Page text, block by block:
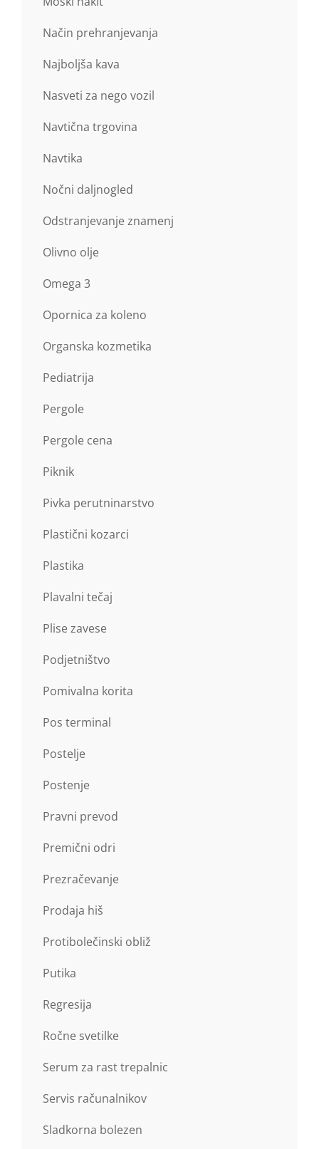
Način prehranjevanja
Najboljša kava
Nasveti za nego vozil
Navtična trgovina
Navtika
Nočni daljnogled
Odstranjevanje znamenj
Olivno olje
Omega 3
Opornica za koleno
Organska kozmetika
Pediatrija
Pergole
Pergole cena
Piknik
Pivka perutninarstvo
Plastični kozarci
Plastika
Plavalni tečaj
Plise zavese
Podjetništvo
Pomivalna korita
Pos terminal
Postelje
Postenje
Pravni prevod
Premični odri
Prezračevanje
Prodaja hiš
Protibolečinski obliž
Putika
Regresija
Ročne svetilke
Serum za rast trepalnic
Servis računalnikov
Sladkorna bolezen